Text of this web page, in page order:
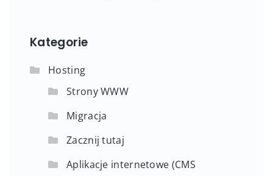
Kategorie
Hosting
Strony WWW
Migracja
Zacznij tutaj
Aplikacje internetowe (CMS